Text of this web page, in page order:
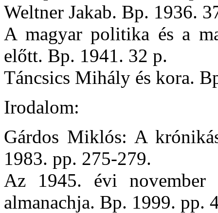
Weltner Jakab. Bp. 1936.
A magyar politika és a
előtt. Bp. 1941. 32 p.
Táncsics Mihály és kora.
Irodalom:
Gárdos Miklós: A
1983. pp. 275-279.
Az 1945. évi november
almanachja. Bp. 1999. pp.